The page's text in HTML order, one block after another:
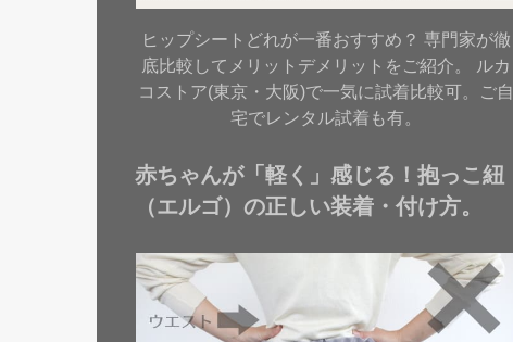
ヒップシートどれが一番おすすめ？ 専門家が徹
底比較してメリットデメリットをご紹介。 ルカ
コストア(東京・大阪)で一気に試着比較可。ご自
宅でレンタル試着も有。
赤ちゃんが「軽く」感じる！抱っこ紐
（エルゴ）の正しい装着・付け方。